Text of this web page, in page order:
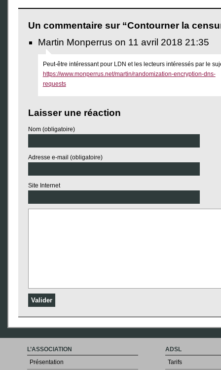
Un commentaire sur “Contourner la
Martin Monperrus on 11 avril 2018 21:35
Peut-être intéressant pour LDN et les lecteurs intéressés par le
https://www.monperrus.net/martin/randomization-encryption-dns-
requests
Laisser une réaction
Nom (obligatoire)
Adresse e-mail (obligatoire)
Site Internet
L’ASSOCIATION
Présentation
ADSL
Tarifs